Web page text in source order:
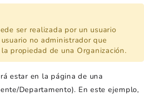
ser realizada por un usuario
no administrador que
propiedad de una Organización.
estar en la página de una
Departamento). En este ejemplo,